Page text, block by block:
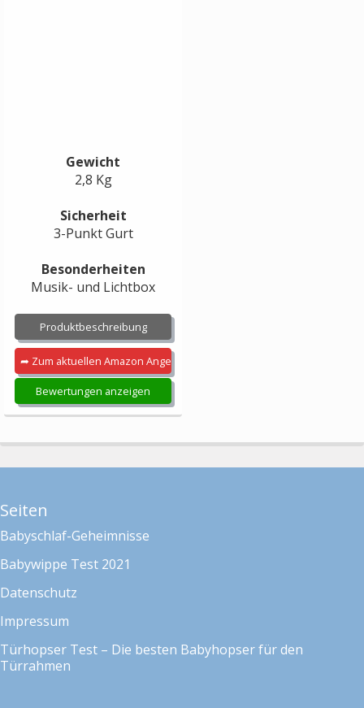
Gewicht
2,8 Kg
Sicherheit
3-Punkt Gurt
Besonderheiten
Musik- und Lichtbox
Produktbeschreibung
➦ Zum aktuellen Amazon Angebot
Bewertungen anzeigen
Seiten
Babyschlaf-Geheimnisse
Babywippe Test 2021
Datenschutz
Impressum
Türhopser Test – Die besten Babyhopser für den
Türrahmen